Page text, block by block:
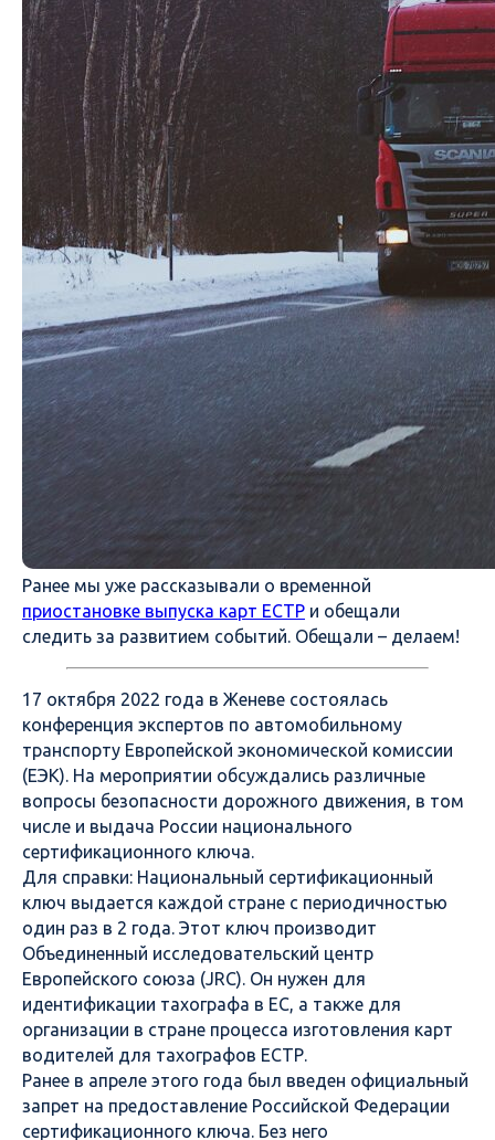
Ранее мы уже рассказывали о временной
приостановке выпуска карт ЕСТР и обещали
следить за развитием событий. Обещали – делаем!
17 октября 2022 года в Женеве состоялась
конференция экспертов по автомобильному
транспорту Европейской экономической комиссии
(ЕЭК). На мероприятии обсуждались различные
вопросы безопасности дорожного движения, в том
числе и выдача России национального
сертификационного ключа.
Для справки: Национальный сертификационный
ключ выдается каждой стране с периодичностью
один раз в 2 года. Этот ключ производит
Объединенный исследовательский центр
Европейского союза (JRC). Он нужен для
идентификации тахографа в ЕС, а также для
организации в стране процесса изготовления карт
водителей для тахографов ЕСТР.
Ранее в апреле этого года был введен официальный
запрет на предоставление Российской Федерации
сертификационного ключа. Без него